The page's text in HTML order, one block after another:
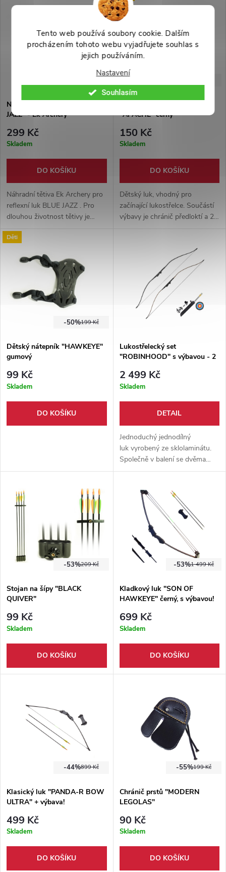
Tento web používá soubory cookie. Dalším
procházením tohoto webu vyjadřujete souhlas s
jejich používáním.
Nastavení
Souhlasím
použití šípu.
Náhradní tětiva k luku "BLUE
JAZZ" - Ek Archery
299 Kč
Skladem
DO KOŠÍKU
Náhradní tětiva Ek Archery pro
reflexní luk BLUE JAZZ . Pro
dlouhou životnost tětivy je
voskem na tětivy a nestřílet bez
"APACHE" černý
150 Kč
Skladem
DO KOŠÍKU
Dětský luk, vhodný pro
začínající lukostřelce. Součástí
výbavy je chránič předloktí a 2
Děti
199 Kč
-50%
Dětský nátepník "HAWKEYE"
gumový
99 Kč
Skladem
DO KOŠÍKU
Lukostřelecký set
"ROBINHOOD" s výbavou - 2
2 499 Kč
Skladem
DETAIL
Jednoduchý jednodílný
luk vyrobený ze sklolaminátu.
Společně v balení se dvěma
šípy, toulcem a chráničem,
černé či dřevěné barvě.
Vhodný pro začínající střelce a
kluby. Síla nátahu 30 - 35 lb.
209 Kč
-53%
Stojan na šípy "BLACK
QUIVER"
99 Kč
Skladem
DO KOŠÍKU
1 499 Kč
-53%
Kladkový luk "SON OF
HAWKEYE" černý, s výbavou!
699 Kč
Skladem
DO KOŠÍKU
899 Kč
-44%
Klasický luk "PANDA-R BOW
ULTRA" + výbava!
499 Kč
Skladem
DO KOŠÍKU
199 Kč
-55%
Chránič prstů "MODERN
LEGOLAS"
90 Kč
Skladem
DO KOŠÍKU